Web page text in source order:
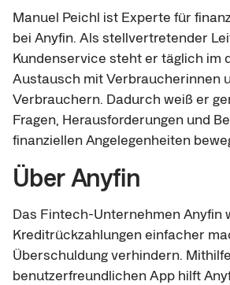
Manuel Peichl ist Experte für
bei Anyfin. Als stellvertretender
Kundenservice steht er täglich im
Austausch mit Verbraucherinnen
Verbrauchern. Dadurch weiß er
Fragen, Herausforderungen und
finanziellen Angelegenheiten
Über Anyfin
Das Fintech-Unternehmen Anyfin
Kreditrückzahlungen einfacher
Überschuldung verhindern.
benutzerfreundlichen App hilft